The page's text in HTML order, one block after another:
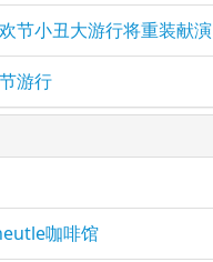
节小丑大游行将重装献演
游行
咖啡馆